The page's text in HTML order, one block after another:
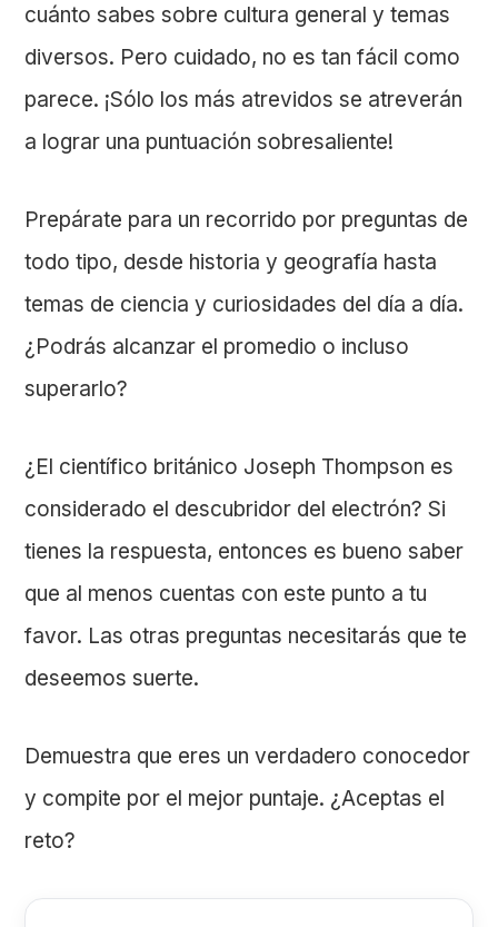
cuánto sabes sobre cultura general y temas
diversos. Pero cuidado, no es tan fácil como
parece. ¡Sólo los más atrevidos se atreverán
a lograr una puntuación sobresaliente!
Prepárate para un recorrido por preguntas de
todo tipo, desde historia y geografía hasta
temas de ciencia y curiosidades del día a día.
¿Podrás alcanzar el promedio o incluso
superarlo?
¿El científico británico Joseph Thompson es
considerado el descubridor del electrón? Si
tienes la respuesta, entonces es bueno saber
que al menos cuentas con este punto a tu
favor. Las otras preguntas necesitarás que te
deseemos suerte.
Demuestra que eres un verdadero conocedor
y compite por el mejor puntaje. ¿Aceptas el
reto?